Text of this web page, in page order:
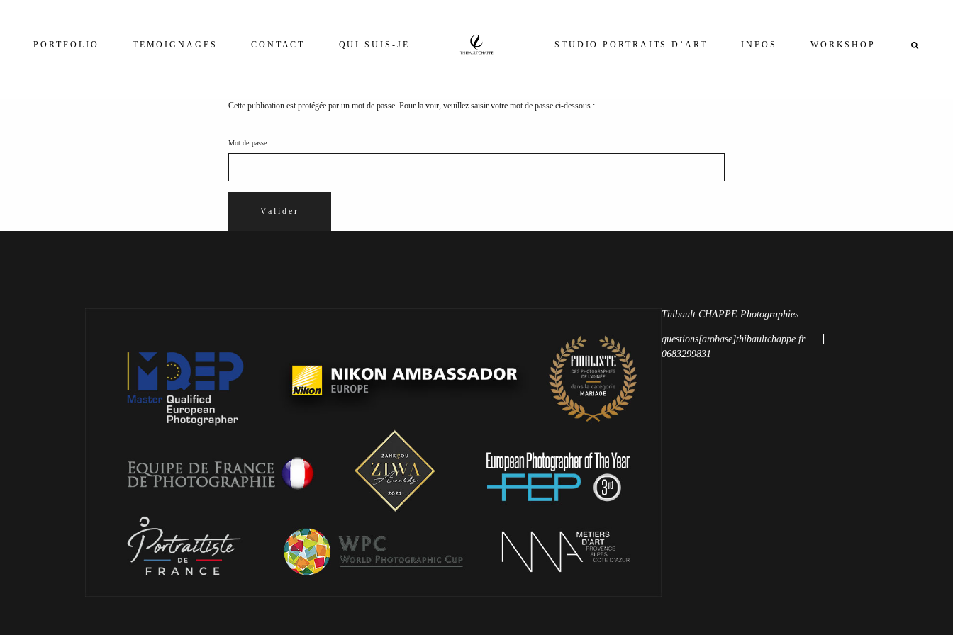
PORTFOLIO
QUI SUIS-JE
STUDIO PORTRAITS D’ART
WORKSHOP
PORTFOLIO TEMOIGNAGES CONTACT QUI SUIS-JE STUDIO PORTRAITS D’ART INFOS WORKSHOP
Cette publication est protégée par un mot de passe. Pour la voir, veuillez saisir votre mot de passe ci-dessous :
Mot de passe :
Thibault CHAPPE Photographies
questions[arobase]thibaultchappe.fr |
0683299831